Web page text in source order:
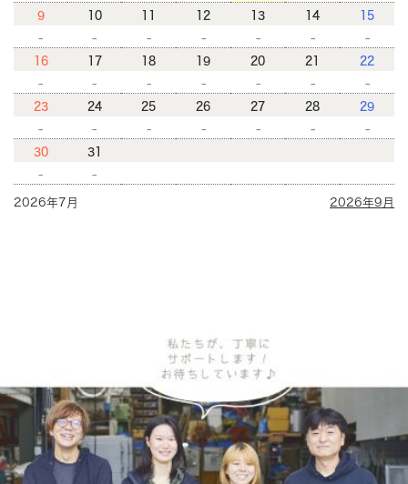
9
-
10
-
11
-
12
-
13
-
14
-
15
-
16
-
17
-
18
-
19
-
20
-
21
-
22
-
23
-
24
-
25
-
26
-
27
-
28
-
29
-
30
-
31
-
2026年7月 2026年9月